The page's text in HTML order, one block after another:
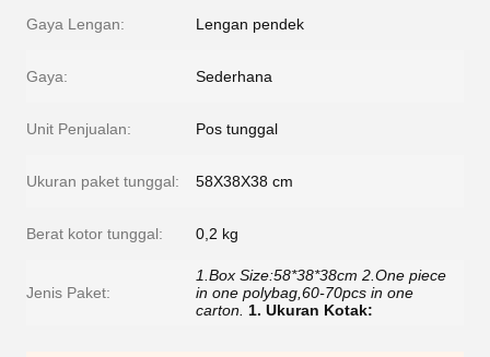
Gaya Lengan: Lengan pendek
Gaya: Sederhana
Unit Penjualan: Pos tunggal
Ukuran paket tunggal: 58X38X38 cm
Berat kotor tunggal: 0,2 kg
Jenis Paket:
1.Box Size:58*38*38cm 2.One piece
in one polybag,60-70pcs in one
carton.
1. Ukuran Kotak: